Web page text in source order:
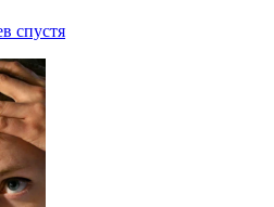
спустя